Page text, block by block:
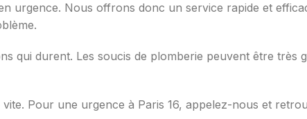
urgence. Nous offrons donc un service rapide et
qui durent. Les soucis de plomberie peuvent être très
Pour une urgence à Paris 16, appelez-nous et